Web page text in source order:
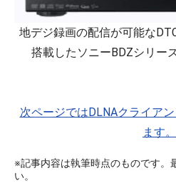
地デジ録画の配信が可能な
搭載したソニーBDZシリー
次ページではDLNAクライア
ます。
※記事内容は執筆時点のものです。
い。